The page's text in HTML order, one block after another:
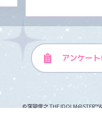
アンケー
©窪岡俊之 THE